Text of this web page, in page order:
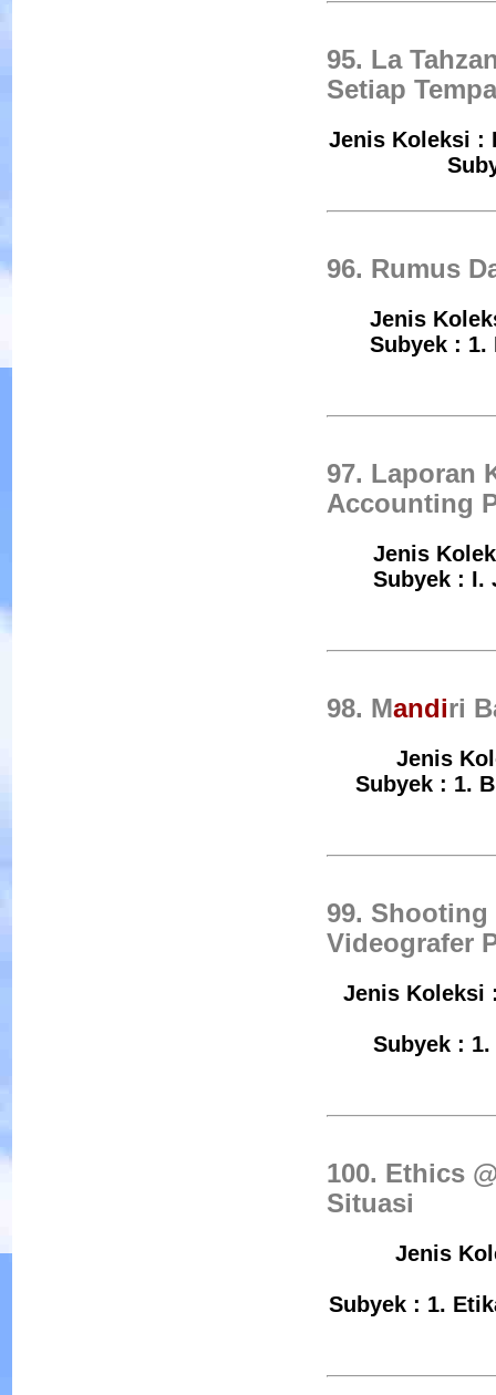
95. La
Setiap
Jenis Koleksi :
96. Rumus
Jenis
Subyek :
97. Laporan
Accounting
Jenis
Subyek : I.
98. Mandiri
Jenis
Subyek : 1.
99. Shooting
Videografer
Jenis Koleksi
Subyek :
100. Ethics
Situasi
Jenis
Subyek : 1.